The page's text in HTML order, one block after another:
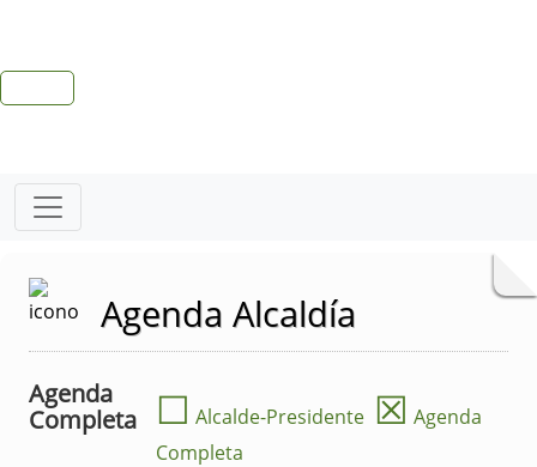
Agenda Alcaldía
Agenda
Completa
☐ Alcalde-Presidente ☒ Agenda
Completa